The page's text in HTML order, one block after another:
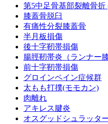
第5中足骨基部裂離骨折
膝蓋骨脱臼
有痛性分裂膝蓋骨
半月板損傷
後十字靭帯損傷
腸脛靭帯炎（ランナー膝
前十字靭帯損傷
グロインペイン症候群
太もも打撲(モモカン)
肉離れ
アキレス腱炎
オスグッドシュラッタ